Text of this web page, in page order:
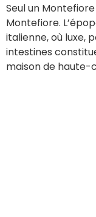
Seul un
Montefiore.
italienne, où luxe,
intestines
maison de haute-